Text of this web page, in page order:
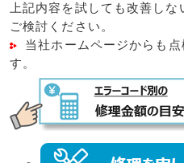
上記内容を試しても改善し
ご検討ください。
当社ホームページからも
す。